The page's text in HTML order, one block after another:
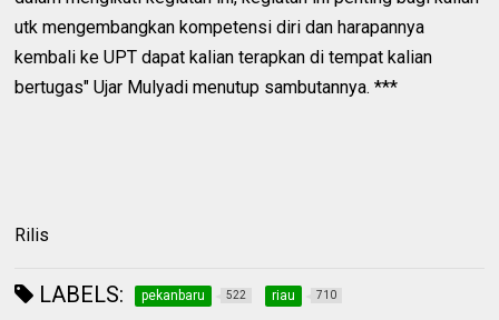
utk mengembangkan kompetensi diri dan harapannya
kembali ke UPT dapat kalian terapkan di tempat kalian
bertugas" Ujar Mulyadi menutup sambutannya. ***
Rilis
LABELS: pekanbaru 522 riau 710